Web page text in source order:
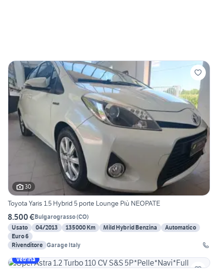
30
Toyota Yaris 1.5 Hybrid 5 porte Lounge Più NEOPATE
8.500 €Bulgarograsso(CO)
Usato
04/2013 135000 Km Mild Hybrid Benzina
Automatico
Euro 6
Rivenditore Garage Italy
Vetrina